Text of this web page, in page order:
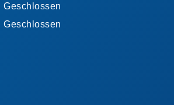
Geschlossen
Geschlossen